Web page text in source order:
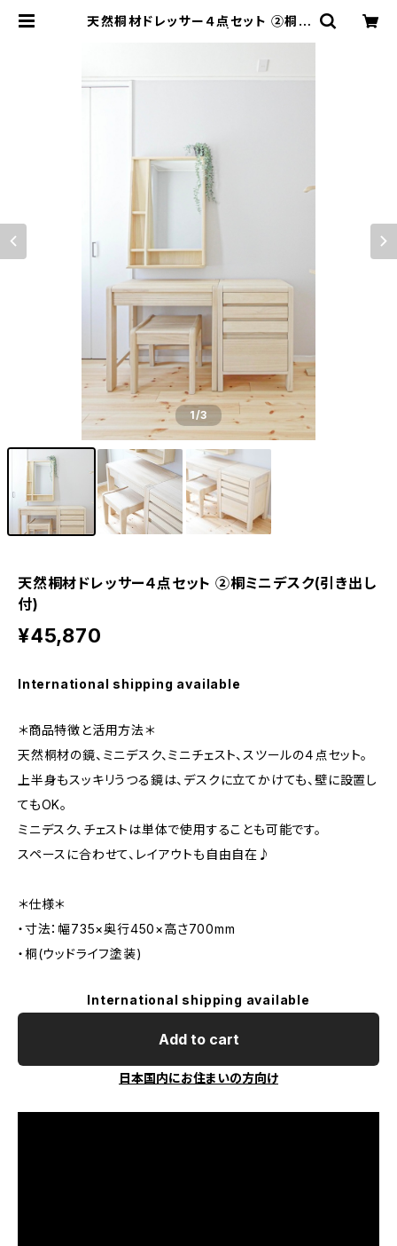
天然桐材ドレッサー４点セット ②桐ミ
1/3
天然桐材ドレッサー４点セット ②桐ミニデスク(引き出し
付)
¥45,870
International shipping available
＊商品特徴と活用方法＊
天然桐材の鏡、ミニデスク、ミニチェスト、スツールの４点セット。
上半身もスッキリうつる鏡は、デスクに立てかけても、壁に設置し
てもOK。
ミニデスク、チェストは単体で使用することも可能です。
スペースに合わせて、レイアウトも自由自在♪
＊仕様＊
・寸法：幅735×奥行450×高さ700mm
・桐(ウッドライフ塗装)
International shipping available
Add to cart
日本国内にお住まいの方向け